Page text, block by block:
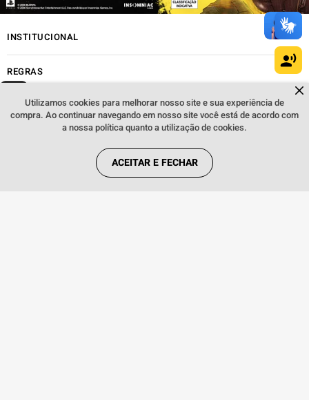
Dúvidas sobre produtos?
Utilizamos cookies para melhorar nosso site e sua experiência de
compra. Ao continuar navegando em nosso site você está de acordo com
a nossa política quanto a utilização de cookies.
ACEITAR E FECHAR
INSTITUCIONAL
REGRAS
REDES SOCIAIS